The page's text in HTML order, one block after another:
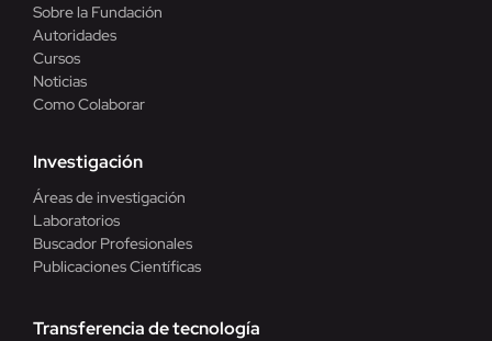
Sobre la Fundación
Autoridades
Cursos
Noticias
Como Colaborar
Investigación
Áreas de investigación
Laboratorios
Buscador Profesionales
Publicaciones Científicas
Transferencia de tecnología